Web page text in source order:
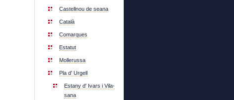
Castellnou de seana
Català
Comarques
Estatut
Mollerussa
Pla d' Urgell
Estany d' Ivars i Vila-
sana